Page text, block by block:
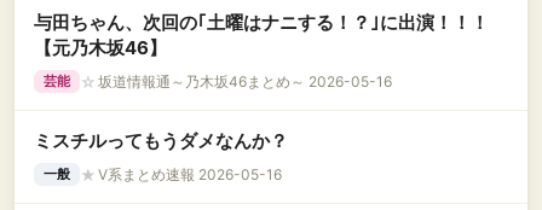
与田ちゃん、次回の｢土曜はナニする！？｣に出演！！！
【元乃木坂46】
芸能 ☆ 坂道情報通～乃木坂46まとめ～ 2026-05-16
ミスチルってもうダメなんか？
一般 ★ V系まとめ速報 2026-05-16